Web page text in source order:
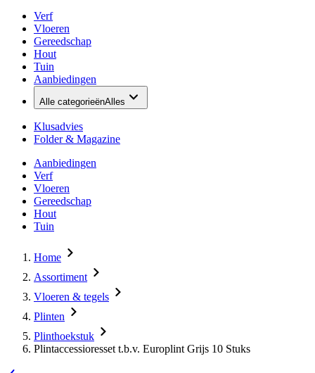
Verf
Vloeren
Gereedschap
Hout
Tuin
Aanbiedingen
Alle categorieënAlles
Klusadvies
Folder & Magazine
Aanbiedingen
Verf
Vloeren
Gereedschap
Hout
Tuin
Home
Assortiment
Vloeren & tegels
Plinten
Plinthoekstuk
Plintaccessioresset t.b.v. Europlint Grijs 10 Stuks